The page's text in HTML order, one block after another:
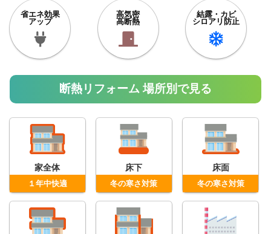
省エネ効果
アップ
高気密
高断熱
結露・カビ
シロアリ防止
断熱リフォーム 場所別で見る
家全体
１年中快適
床下
冬の寒さ対策
床面
冬の寒さ対策